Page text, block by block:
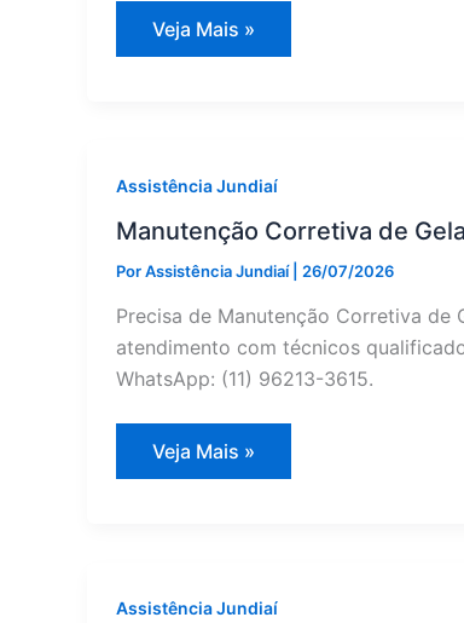
Geladeira
Ducane
Reparo
Veja Mais »
Assistência Jundiaí
Manutenção Corretiva de
PorAssistência Jundiaí 26/07/2026
Precisa de Manutenção Corretiva de
atendimento com técnicos
WhatsApp: (11) 96213-3615.
Manutenção
Corretiva
Assistência
Veja Mais »
Assistência Jundiaí